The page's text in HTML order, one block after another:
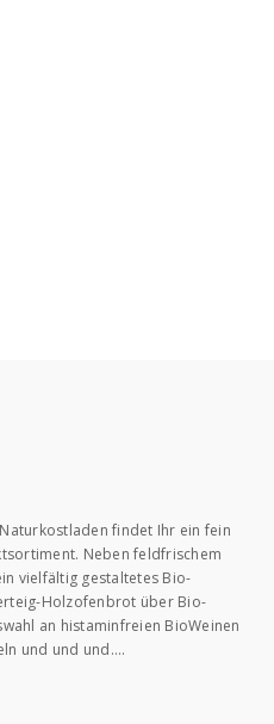
findet Ihr ein fein
Neben feldfrischem
vielfältig gestaltetes Bio-
Holzofenbrot über Bio-
an histaminfreien BioWeinen
und und und….